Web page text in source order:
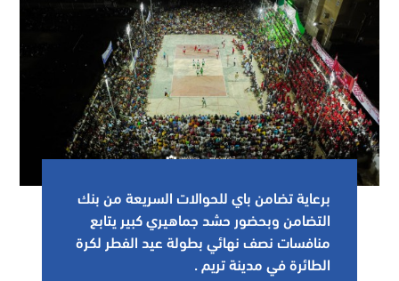
برعاية تضامن باي للحوالات السريعة من بنك
التضامن وبحضور حشد جماهيري كبير يتابع
منافسات نصف نهائي بطولة عيد الفطر لكرة
الطائرة في مدينة تريم .